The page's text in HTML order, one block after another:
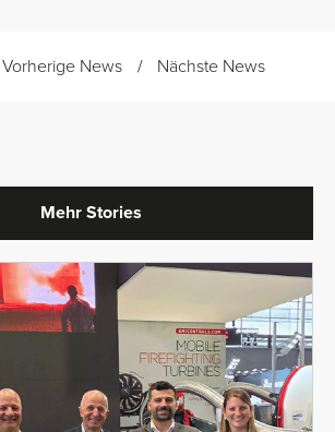
Vorherige News Nächste News
Mehr Stories